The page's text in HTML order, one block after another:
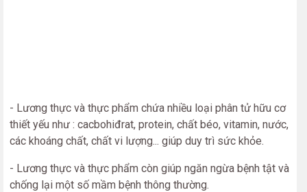
- Lương thực và thực phẩm chứa nhiều loại phân tử hữu cơ
thiết yếu như : cacbohiđrat, protein, chất béo, vitamin, nước,
các khoáng chất, chất vi lượng... giúp duy trì sức khỏe.
- Lương thực và thực phẩm còn giúp ngăn ngừa bệnh tật và
chống lại một số mầm bệnh thông thường.